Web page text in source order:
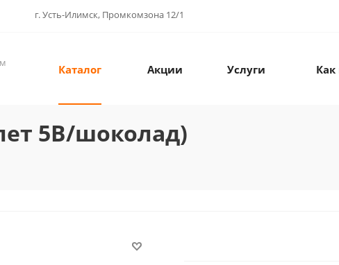
г. Усть-Илимск, Промкомзона 12/1
Каталог Акции Услуги Как
5В/шоколад)